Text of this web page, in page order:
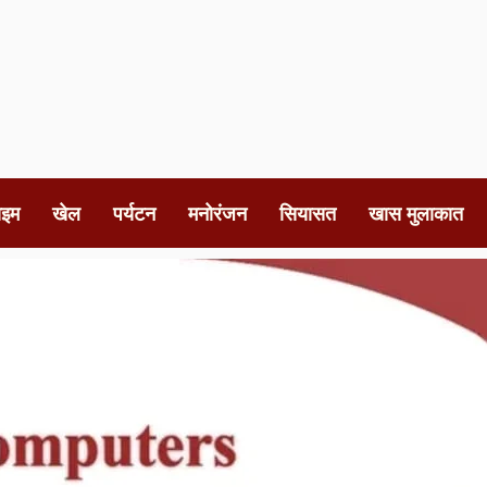
खेल पर्यटन मनोरंजन सियासत खास मुलाकात